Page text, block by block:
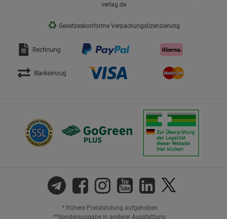
verlag.de
♻ Gesetzeskonforme Verpackungslizenzierung
* frühere Preisbindung aufgehoben
**Sonderausgabe in anderer Ausstattung